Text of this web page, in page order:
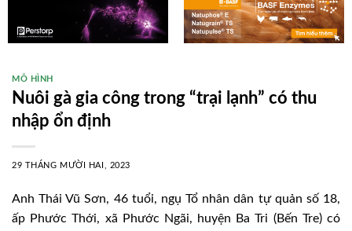
MÔ HÌNH
Nuôi gà gia công trong “trại lạnh” có thu
nhập ổn định
29 THÁNG MƯỜI HAI, 2023
Anh Thái Vũ Sơn, 46 tuổi, ngụ Tổ nhân dân tự quản số 18,
ấp Phước Thới, xã Phước Ngãi, huyện Ba Tri (Bến Tre) có